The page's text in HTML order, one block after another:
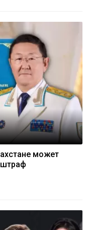
может
штраф